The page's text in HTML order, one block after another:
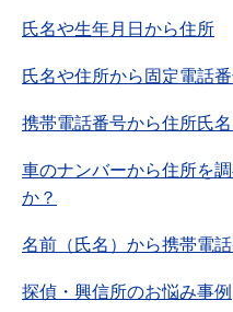
氏名や生年月日から住所
氏名や住所から固定電話
携帯電話番号から住所氏名
車のナンバーから住所を
か？
名前（氏名）から携帯電
探偵・興信所のお悩み事例